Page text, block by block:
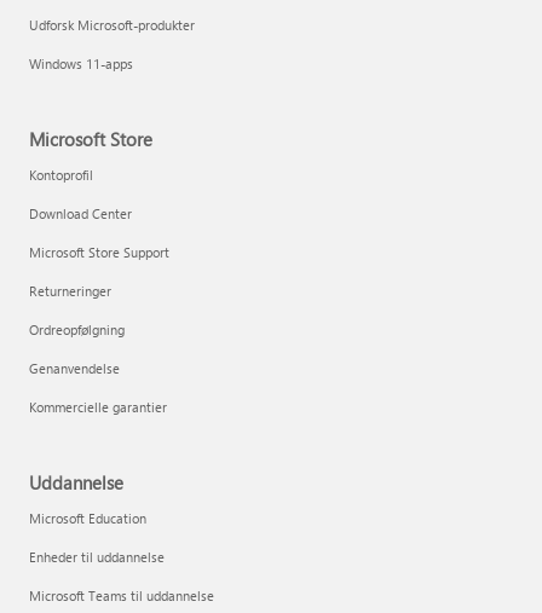
Udforsk Microsoft-produkter
Windows 11-apps
Microsoft Store
Kontoprofil
Download Center
Microsoft Store Support
Returneringer
Ordreopfølgning
Genanvendelse
Kommercielle garantier
Uddannelse
Microsoft Education
Enheder til uddannelse
Microsoft Teams til uddannelse